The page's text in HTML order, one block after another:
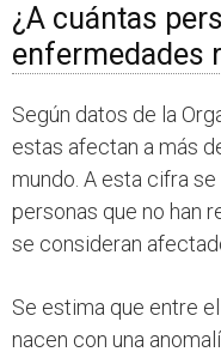
¿A cuántas
enfermedades
Según datos de la
estas afectan a más
mundo. A esta cifra
personas que no han
se consideran
Se estima que entre
nacen con una